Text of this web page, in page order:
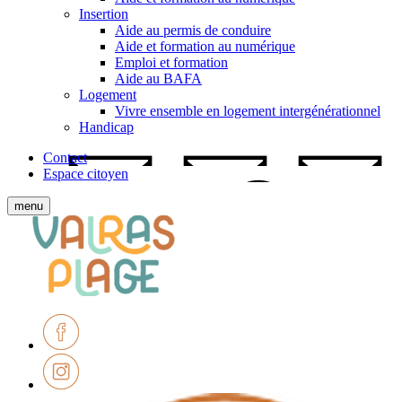
Insertion
Aide au permis de conduire
Aide et formation au numérique
Emploi et formation
Aide au BAFA
Logement
Vivre ensemble en logement intergénérationnel
Handicap
Contact
Espace citoyen
Afficher
le
menu
mobile
menu